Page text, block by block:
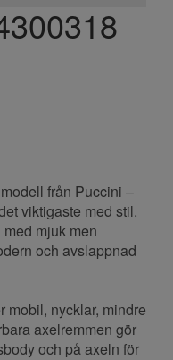
från Puccini –
viktigaste med stil.
mjuk men
och avslappnad
mobil, nycklar, mindre
axelremmen gör
och på axeln för